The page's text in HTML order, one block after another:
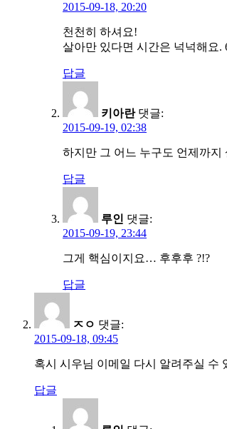
2015-09-18, 20:20
천천히 하셔요!
살아만 있다면 시간은 넉넉해요
답글
키아란 댓글:
2015-09-19, 02:38
하지만 그 어느 누구도 언제까지
답글
루인 댓글:
2015-09-19, 23:44
그게 핵심이지요… 후후후 ?!?
답글
ㅈㅇ 댓글:
2015-09-18, 09:45
혹시 시우님 이메일 다시 알려주실 수
답글